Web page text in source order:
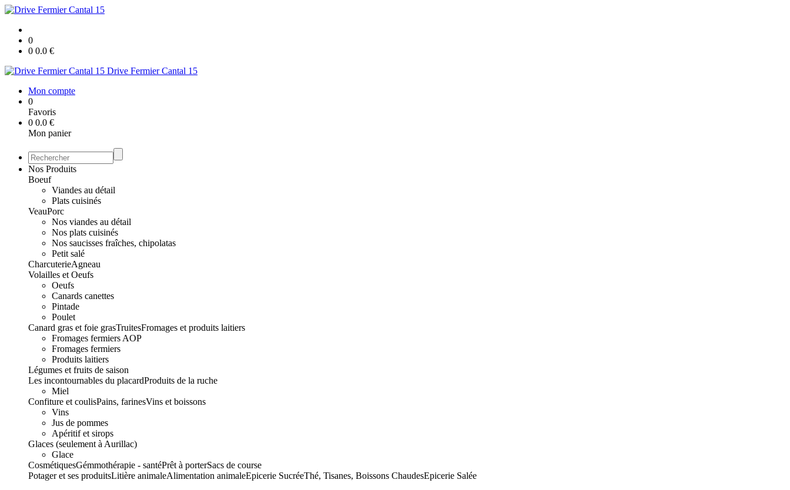
0
0 0.0 €
Drive Fermier Cantal 15
Mon compte
0
Favoris
0 0.0 €
Mon panier
Nos Produits
Boeuf
Viandes au détail
Plats cuisinés
VeauPorc
Nos viandes au détail
Nos plats cuisinés
Nos saucisses fraîches, chipolatas
Petit salé
CharcuterieAgneau
Volailles et Oeufs
Oeufs
Canards canettes
Pintade
Poulet
Canard gras et foie grasTruitesFromages et produits laitiers
Fromages fermiers AOP
Fromages fermiers
Produits laitiers
Légumes et fruits de saison
Les incontournables du placardProduits de la ruche
Miel
Confiture et coulisPains, farinesVins et boissons
Vins
Jus de pommes
Apéritif et sirops
Glaces (seulement à Aurillac)
Glace
CosmétiquesGémmothérapie - santéPrêt à porterSacs de course
Potager et ses produitsLitière animaleAlimentation animaleEpicerie SucréeThé, Tisanes, Boissons ChaudesEpicerie Salée